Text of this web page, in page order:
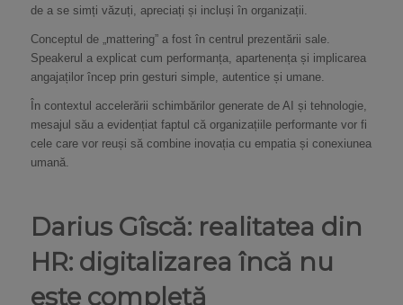
de a se simți văzuți, apreciați și incluși în organizații.
Conceptul de „mattering” a fost în centrul prezentării sale.
Speakerul a explicat cum performanța, apartenența și implicarea
angajaților încep prin gesturi simple, autentice și umane.
În contextul accelerării schimbărilor generate de AI și tehnologie,
mesajul său a evidențiat faptul că organizațiile performante vor fi
cele care vor reuși să combine inovația cu empatia și conexiunea
umană.
Darius Gîscă: realitatea din
HR: digitalizarea încă nu
este completă